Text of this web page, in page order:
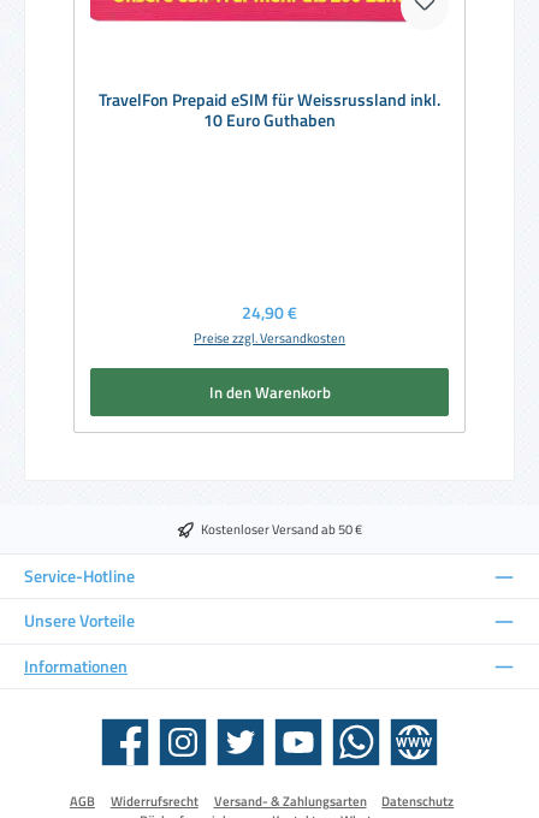
TravelFon Prepaid eSIM für Weissrussland inkl.
10 Euro Guthaben
Regulärer Preis:
24,90 €
Preise zzgl. Versandkosten
In den Warenkorb
Kostenloser Versand ab 50 €
Service-Hotline
Unsere Vorteile
Informationen
Facebook Instagram Twitter YouTube WhatsApp Website
AGB Widerrufsrecht Versand- & Zahlungsarten
Datenschutz